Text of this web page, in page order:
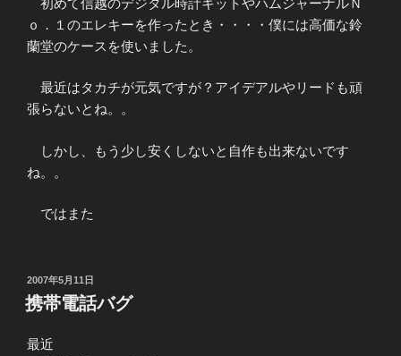
ｏ．１のエレキーを作ったとき・・・・僕には高価な鈴
蘭堂のケースを使いました。
最近はタカチが元気ですが？アイデアルやリードも頑
張らないとね。。
しかし、もう少し安くしないと自作も出来ないです
ね。。
ではまた
投
稿
日:
2007年5月11日
携帯電話バグ
最近